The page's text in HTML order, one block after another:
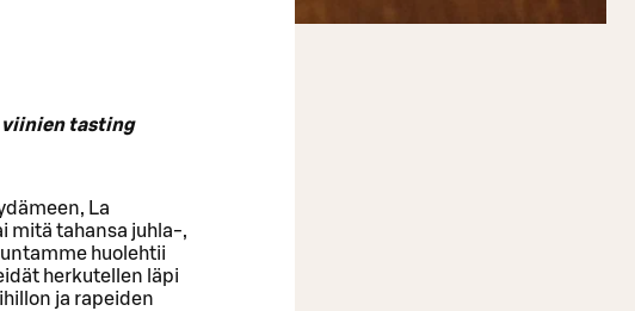
tasting
La
mitä tahansa juhla-,
huolehtii
herkutellen läpi
ja rapeiden